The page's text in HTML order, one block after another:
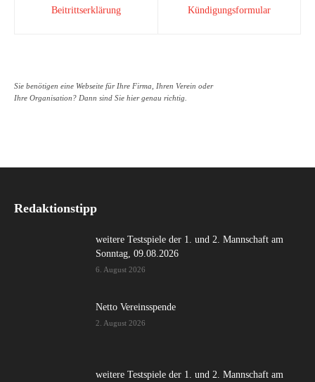
Beitrittserklärung Kündigungsformular
Sie benötigen eine Webseite für Ihre Firma, Ihren Verein oder
Ihre Organisation? Dann sind Sie hier genau richtig.
Redaktionstipp
weitere Testspiele der 1. und 2. Mannschaft am
Sonntag, 09.08.2026
6. August 2026
Netto Vereinsspende
2. August 2026
weitere Testspiele der 1. und 2. Mannschaft am